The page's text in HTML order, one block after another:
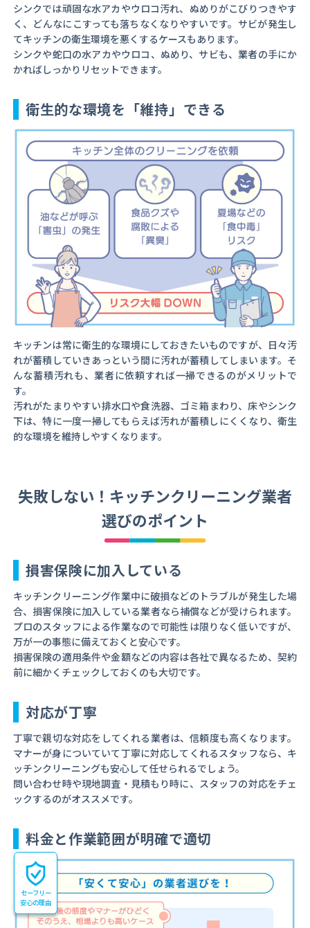
シンクでは頑固な水アカやウロコ汚れ、ぬめりがこびりつきやす
く、どんなにこすっても落ちなくなりやすいです。サビが発生し
てキッチンの衛生環境を悪くするケースもあります。
シンクや蛇口の水アカやウロコ、ぬめり、サビも、業者の手にか
かればしっかりリセットできます。
衛生的な環境を「維持」できる
キッチンは常に衛生的な環境にしておきたいものですが、日々汚
れが蓄積していきあっという間に汚れが蓄積してしまいます。そ
んな蓄積汚れも、業者に依頼すれば一掃できるのがメリットで
す。
汚れがたまりやすい排水口や食洗器、ゴミ箱まわり、床やシンク
下は、特に一度一掃してもらえば汚れが蓄積しにくくなり、衛生
的な環境を維持しやすくなります。
失敗しない！キッチンクリーニング業者
選びのポイント
損害保険に加入している
キッチンクリーニング作業中に破損などのトラブルが発生した場
合、損害保険に加入している業者なら補償などが受けられます。
プロのスタッフによる作業なので可能性は限りなく低いですが、
万が一の事態に備えておくと安心です。
損害保険の適用条件や金額などの内容は各社で異なるため、契約
前に細かくチェックしておくのも大切です。
対応が丁寧
丁寧で親切な対応をしてくれる業者は、信頼度も高くなります。
マナーが身についていて丁寧に対応してくれるスタッフなら、キ
ッチンクリーニングも安心して任せられるでしょう。
問い合わせ時や現地調査・見積もり時に、スタッフの対応をチェ
ックするのがオススメです。
料金と作業範囲が明確で適切
セーフリー
安心の理由